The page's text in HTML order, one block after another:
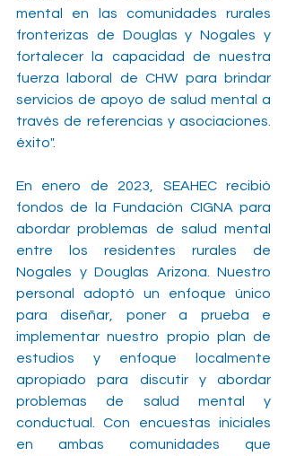
mental en las comunidades rurales
fronterizas de Douglas y Nogales y
fortalecer la capacidad de nuestra
fuerza laboral de CHW para brindar
servicios de apoyo de salud mental a
través de referencias y asociaciones.
éxito".
En enero de 2023, SEAHEC recibió
fondos de la Fundación CIGNA para
abordar problemas de salud mental
entre los residentes rurales de
Nogales y Douglas Arizona. Nuestro
personal adoptó un enfoque único
para diseñar, poner a prueba e
implementar nuestro propio plan de
estudios y enfoque localmente
apropiado para discutir y abordar
problemas de salud mental y
conductual. Con encuestas iniciales
en ambas comunidades que